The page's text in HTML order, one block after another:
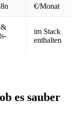
€/Monat
&
im Stack
enthalten
es sauber